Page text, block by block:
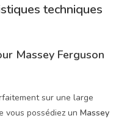
techniques
Massey Ferguson
sur une large
vous possédiez unMassey